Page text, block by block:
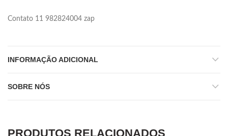
Contato 11 982824004 zap
INFORMAÇÃO ADICIONAL
SOBRE NÓS
PRODUTOS RELACIONADOS